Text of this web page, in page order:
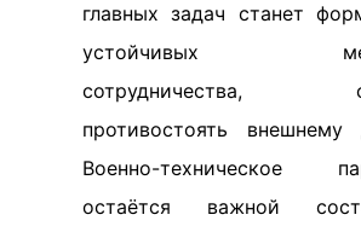
главных задач станет
устойчивых
сотрудничества,
противостоять внешнему
Военно-техническое
остаётся важной